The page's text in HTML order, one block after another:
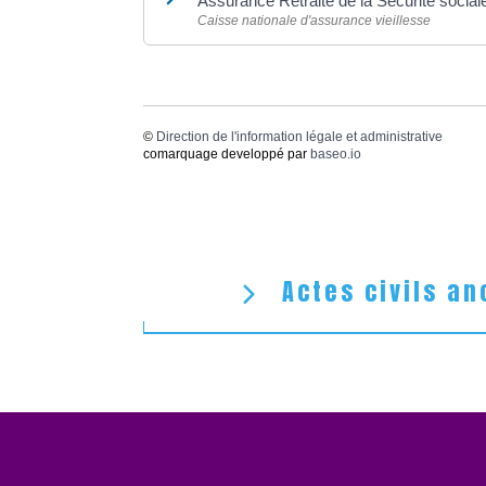
Caisse nationale d'assurance vieillesse
© Direction de l'information légale et administrative
comarquage developpé par baseo.io
Actes civils